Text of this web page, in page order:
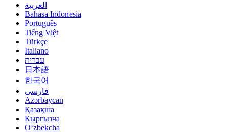
العربية
Bahasa Indonesia
Português
Tiếng Việt
Türkçe
Italiano
עברית
日本語
한국어
فارسی
Azərbaycan
Қазақша
Кыргызча
Oʻzbekcha